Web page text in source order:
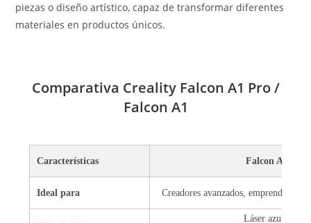
piezas o diseño artístico, capaz de transformar diferentes
materiales en productos únicos.
Comparativa Creality Falcon A1 Pro /
Falcon A1
Características Falcon A1 Pro
Ideal para Creadores avanzados,
Láser azul 20 W